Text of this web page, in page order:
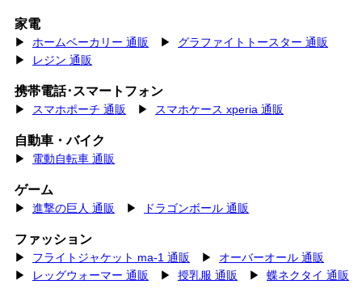
家電
▶ ホームベーカリー 通販 ▶ グラファイトトースター 通販
▶
レジン 通販
携帯電話･スマートフォン
▶ スマホポーチ 通販 ▶ スマホケース xperia 通販
自動車・バイク
▶ 電動自転車 通販
ゲーム
▶ 進撃の巨人 通販 ▶ ドラゴンボール 通販
ファッション
▶ フライトジャケット ma-1 通販 ▶ オーバーオール 通販
▶
レッグウォーマー 通販 ▶ 授乳服 通販 ▶ 蝶ネクタイ 通販